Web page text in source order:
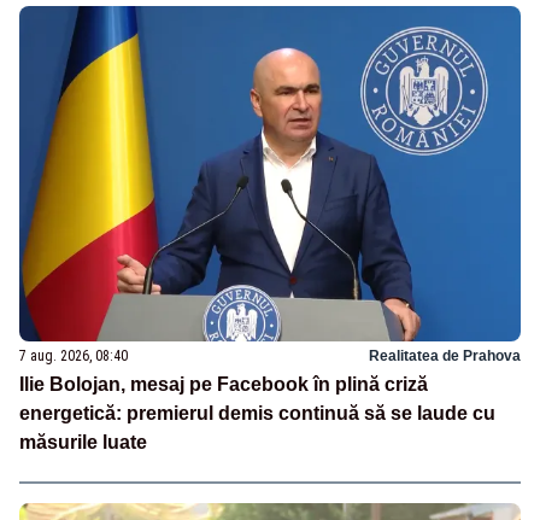
7 aug. 2026, 08:40 Realitatea de Prahova
Ilie Bolojan, mesaj pe Facebook în plină criză
energetică: premierul demis continuă să se laude cu
măsurile luate